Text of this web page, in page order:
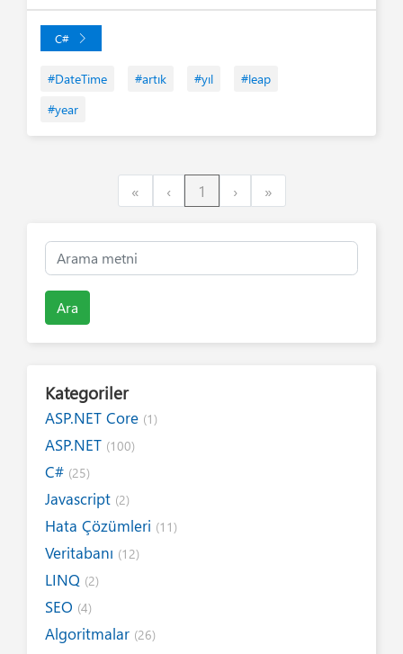
C#
#DateTime #artık #yıl
#leap
#year
«First ‹Previous
1 ›Next»Last
Ara
Kategoriler
ASP.NET Core (1)
ASP.NET (100)
C# (25)
Javascript (2)
Hata Çözümleri (11)
Veritabanı (12)
LINQ (2)
SEO (4)
Algoritmalar (26)